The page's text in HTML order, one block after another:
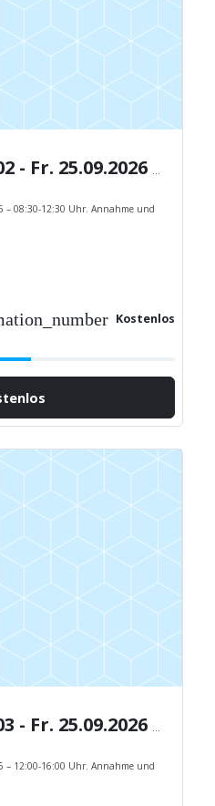
– 08:30-12:30 Uhr. Annahme und
Kostenlos
– 12:00-16:00 Uhr. Annahme und